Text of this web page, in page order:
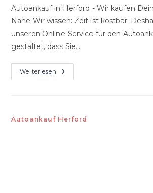
Autoankauf in Herford - Wir kaufen
Nähe Wir wissen: Zeit ist kostbar.
unseren Online-Service für den
gestaltet, dass Sie…
Weiterlesen Ratgeber
&
Autoankauf Herford